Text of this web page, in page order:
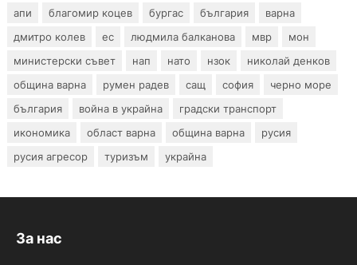
апи благомир коцев бургас българия
варна
дмитро колев
ес людмила балканова мвр
мон
министерски съвет
нап нато нзок
николай денков
община варна
румен радев сащ софия
черно море
българия
война в украйна
градски транспорт
икономика
област варна община варна
русия
русия агресор
туризъм украйна
За нас